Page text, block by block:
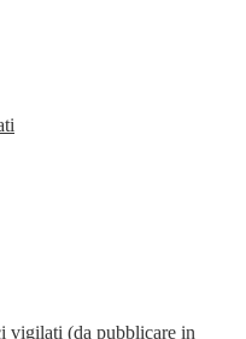
vigilati (da pubblicare in